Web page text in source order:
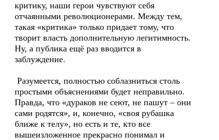
критику, наши герои чувствуют себя
отчаянными революционерами. Между тем,
такая «критика» только придает тому, что
творит власть дополнительную легитимность.
Ну, а публика ещё раз вводится в
заблуждение.
Разумеется, полностью соблазниться столь
простыми объяснениями будет неправильно.
Правда, что «дураков не сеют, не пашут – они
сами родятся», и, конечно, «своя рубашка
ближе к телу», но есть и те, кто все
вышеизложенное прекрасно понимал и